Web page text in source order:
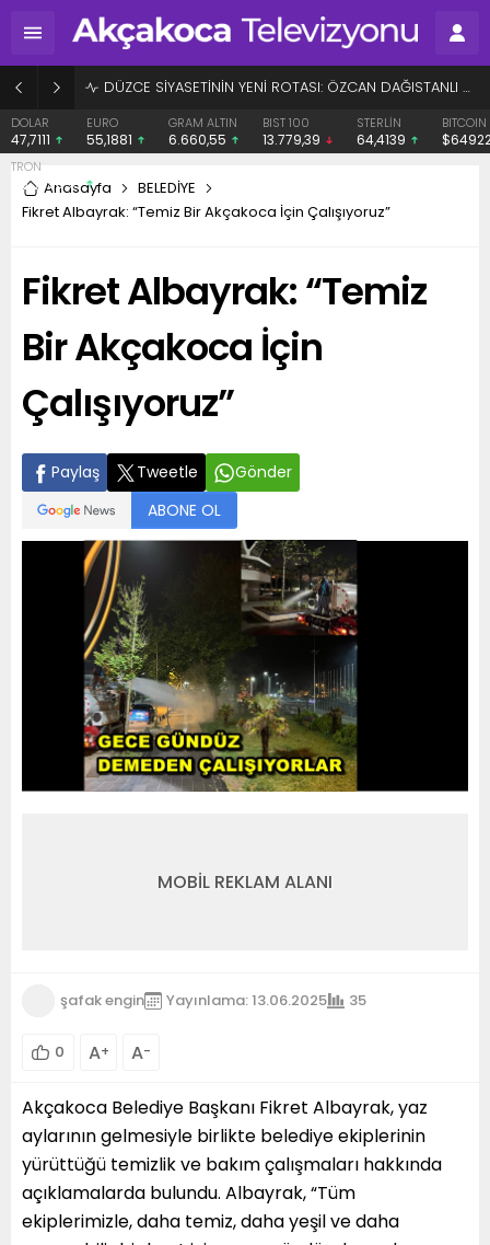
BAŞHEKİME “SONAY” DEMEK SUÇ DUYURUSU OLDU
EURO
55,1881
GRAM ALTIN
6.660,55
BIST 100
13.779,39
STERLİN
64,4139
BITCOIN
$64922
Anasayfa
BELEDİYE
Fikret Albayrak: “Temiz Bir Akçakoca İçin Çalışıyoruz”
Fikret Albayrak: “Temiz
Bir Akçakoca İçin
Çalışıyoruz”
Paylaş Tweetle
Gönder
ABONE OL
MOBİL REKLAM ALANI
şafak engin Yayınlama: 13.06.2025 35
0 A+ A-
Akçakoca Belediye Başkanı Fikret Albayrak, yaz
aylarının gelmesiyle birlikte belediye ekiplerinin
yürüttüğü temizlik ve bakım çalışmaları hakkında
açıklamalarda bulundu. Albayrak, “Tüm
ekiplerimizle, daha temiz, daha yeşil ve daha